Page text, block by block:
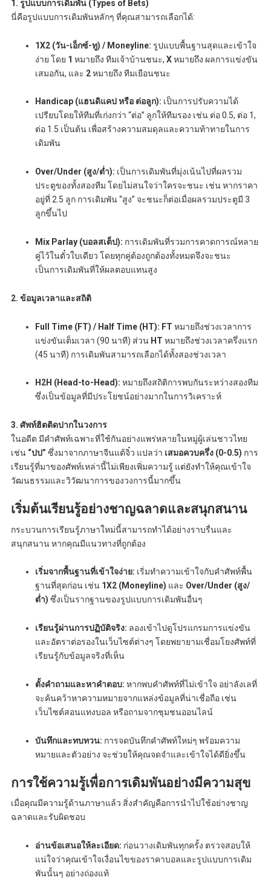
1. รูปแบบการเดิมพัน (Types of Bets)
นี่คือรูปแบบการเดิมพันหลักๆ ที่คุณสามารถเลือกได้:
1X2 (วัน-เอ็กซ์-ทู) / Moneyline: รูปแบบพื้นฐานสุดและเข้าใจ
ง่าย โดย 1 หมายถึง ทีมเจ้าบ้านชนะ, Xหมายถึง ผลการแข่งขัน
เสมอกัน, และ 2หมายถึง ทีมเยือนชนะ
Handicap (แฮนดิแคป หรือ ต่อลูก): เป็นการปรับความได้
เปรียบโดยให้ทีมที่เก่งกว่า “ต่อ” ลูกให้ทีมรอง เช่น ต่อ 0.5, ต่อ 1,
ต่อ 1.5 เป็นต้น เพื่อสร้างความสมดุลและความท้าทายในการ
เดิมพัน
Over/Under (สูง/ต่ำ): เป็นการเดิมพันที่มุ่งเน้นไปที่ผลรวม
ประตูของทั้งสองทีม โดยไม่สนใจว่าใครจะชนะ เช่น หากราคา
อยู่ที่ 2.5 ลูก การเดิมพัน “สูง” จะชนะก็ต่อเมื่อผลรวมประตูมี 3
ลูกขึ้นไป
Mix Parlay (บอลสเต็ป): การเดิมพันที่รวมการคาดการณ์หลาย
คู่ไว้ในตั๋วใบเดียว โดยทุกคู่ต้องถูกต้องทั้งหมดจึงจะชนะ
เป็นการเดิมพันที่ให้ผลตอบแทนสูง
2. ข้อมูลเวลาและสถิติ
Full Time (FT) / Half Time (HT): FT หมายถึงช่วงเวลาการ
แข่งขันเต็มเวลา (90 นาที) ส่วน HT หมายถึงช่วงเวลาครึ่งแรก
(45 นาที) การเดิมพันสามารถเลือกได้ทั้งสองช่วงเวลา
H2H (Head-to-Head): หมายถึงสถิติการพบกันระหว่างสองทีม
ซึ่งเป็นข้อมูลที่มีประโยชน์อย่างมากในการวิเคราะห์
3. ศัพท์ฮิตติดปากในวงการ
ในอดีต มีคำศัพท์เฉพาะที่ใช้กันอย่างแพร่หลายในหมู่ผู้เล่นชาวไทย
เช่น “ปป” ซึ่งมาจากภาษาจีนแต้จิ๋ว แปลว่า เสมอควบครึ่ง (0-0.5) การ
เรียนรู้ที่มาของศัพท์เหล่านี้ไม่เพียงเพิ่มความรู้ แต่ยังทำให้คุณเข้าใจ
วัฒนธรรมและวิวัฒนาการของวงการนี้มากขึ้น
เริ่มต้นเรียนรู้อย่างชาญฉลาดและสนุกสนาน
กระบวนการเรียนรู้ภาษาใหม่นี้สามารถทำได้อย่างราบรื่นและ
สนุกสนาน หากคุณมีแนวทางที่ถูกต้อง
เริ่มจากพื้นฐานที่เข้าใจง่าย: เริ่มทำความเข้าใจกับคำศัพท์พื้น
ฐานที่สุดก่อน เช่น 1X2 (Moneyline) และ Over/Under (สูง/
ต่ำ) ซึ่งเป็นรากฐานของรูปแบบการเดิมพันอื่นๆ
เรียนรู้ผ่านการปฏิบัติจริง: ลองเข้าไปดูโปรแกรมการแข่งขัน
และอัตราต่อรองในเว็บไซต์ต่างๆ โดยพยายามเชื่อมโยงศัพท์ที่
เรียนรู้กับข้อมูลจริงที่เห็น
ตั้งคำถามและหาคำตอบ: หากพบคำศัพท์ที่ไม่เข้าใจ อย่าลังเลที่
จะค้นคว้าหาความหมายจากแหล่งข้อมูลที่น่าเชื่อถือ เช่น
เว็บไซต์สอนแทงบอล หรือถามจากชุมชนออนไลน์
บันทึกและทบทวน: การจดบันทึกคำศัพท์ใหม่ๆ พร้อมความ
หมายและตัวอย่าง จะช่วยให้คุณจดจำและเข้าใจได้ดียิ่งขึ้น
การใช้ความรู้เพื่อการเดิมพันอย่างมีความสุข
เมื่อคุณมีความรู้ด้านภาษาแล้ว สิ่งสำคัญคือการนำไปใช้อย่างชาญ
ฉลาดและรับผิดชอบ
อ่านข้อเสนอให้ละเอียด: ก่อนวางเดิมพันทุกครั้ง ตรวจสอบให้
แน่ใจว่าคุณเข้าใจเงื่อนไขของราคาบอลและรูปแบบการเดิม
พันนั้นๆ อย่างถ่องแท้